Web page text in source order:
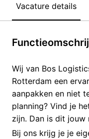
Vacature details
Wij van Bos
Rotterdam een
aanpakken en niet
planning? Vind je
zijn. Dan is dit jouw
Bij ons krijg je je